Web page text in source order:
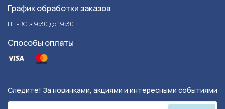
График обработки заказов
ПН-ВС з 9:30 до 19:30
Способы оплаты
Следите! За новинками, акциями и интересными событиями